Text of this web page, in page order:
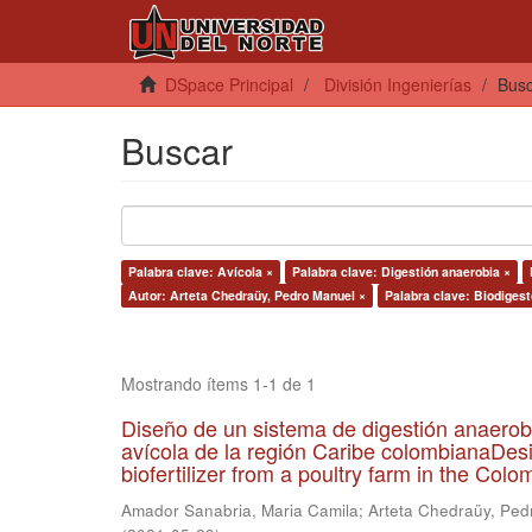
DSpace Principal División Ingenierías
Buscar
Palabra clave: Avícola × Palabra clave: Digestión anaerobia ×
Autor: Arteta Chedraüy, Pedro Manuel ×
Palabra clave:
Mostrando ítems 1-1 de 1
Diseño de un sistema de digestión
avícola de la región Caribe
biofertilizer from a poultry farm in the
Amador Sanabria, Maria Camila; Arteta Chedraüy,